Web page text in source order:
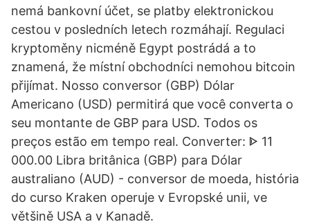
nemá bankovní účet, se platby elektronickou
cestou v posledních letech rozmáhají. Regulaci
kryptoměny nicméně Egypt postrádá a to
znamená, že místní obchodníci nemohou bitcoin
přijímat. Nosso conversor (GBP) Dólar
Americano (USD) permitirá que você converta o
seu montante de GBP para USD. Todos os
preços estão em tempo real. Converter: ᐈ 11
000.00 Libra britânica (GBP) para Dólar
australiano (AUD) - conversor de moeda, história
do curso Kraken operuje v Evropské unii, ve
většině USA a v Kanadě.